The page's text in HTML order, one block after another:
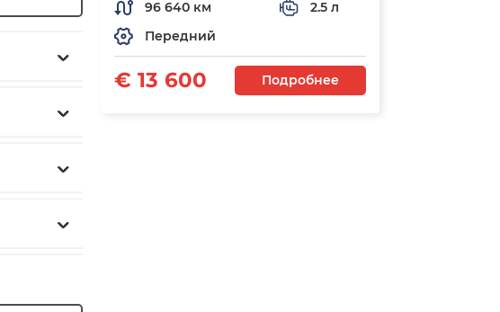
96 640 км
2.5 л
Передний
€ 13 600 Подробнее